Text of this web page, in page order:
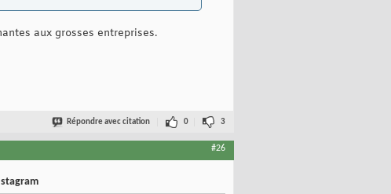
aux grosses entreprises.
Répondre avec citation 0 3
#26